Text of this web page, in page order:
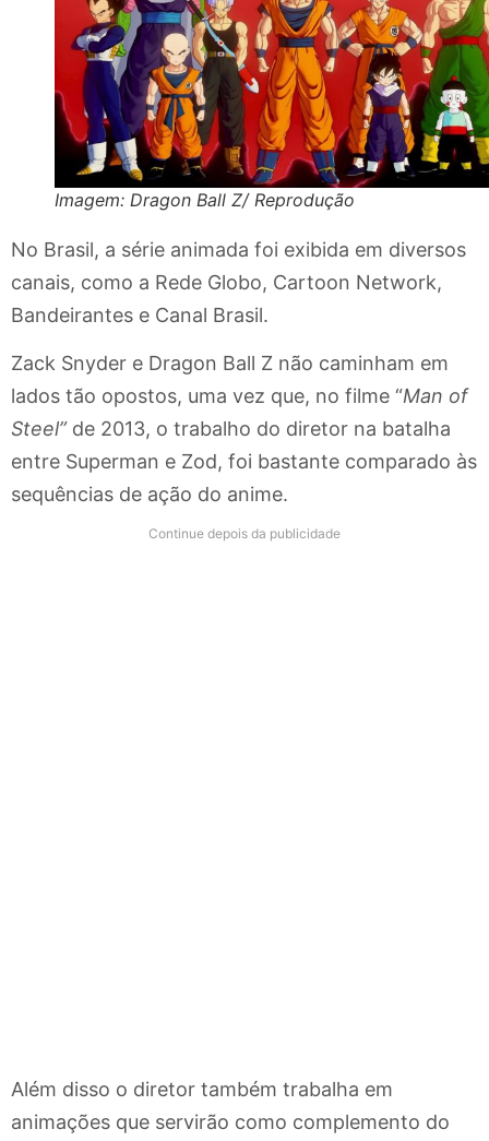
Imagem: Dragon Ball Z/ Reprodução
No Brasil, a série animada foi exibida em diversos
canais, como a Rede Globo, Cartoon Network,
Bandeirantes e Canal Brasil.
Zack Snyder e Dragon Ball Z não caminham em
lados tão opostos, uma vez que, no filme “Man of
Steel”de 2013, o trabalho do diretor na batalha
entre Superman e Zod, foi bastante comparado às
sequências de ação do anime.
Continue depois da publicidade
Além disso o diretor também trabalha em
animações que servirão como complemento do